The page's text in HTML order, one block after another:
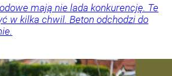
mają nie lada konkurencję. Te
w kilka chwil. Beton odchodzi do